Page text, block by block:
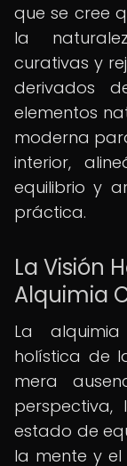
que se cree
la
curativas y
derivados
elementos
moderna
interior,
equilibrio y
práctica.
La Visión
Alquimia
La
holística de
mera
estado de
la mente y